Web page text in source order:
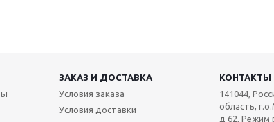
ЗАКАЗ И ДОСТАВКА
КОНТАКТЫ
Условия заказа
Условия доставки
141044,
область,
д 62, Режим